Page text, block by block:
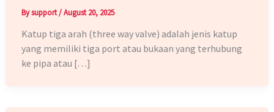
Bysupport/August 20, 2025
Katup tiga arah (three way valve) adalah jenis katup
yang memiliki tiga port atau bukaan yang terhubung
ke pipa atau […]